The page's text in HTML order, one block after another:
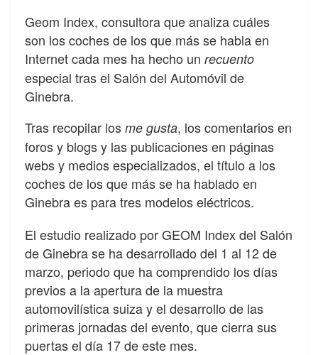
Geom Index, consultora que analiza cuáles
son los coches de los que más se habla en
Internet cada mes ha hecho un recuento
especial tras el Salón del Automóvil de
Ginebra.
Tras recopilar los me gusta, los comentarios en
foros y blogs y las publicaciones en páginas
webs y medios especializados, el título a los
coches de los que más se ha hablado en
Ginebra es para tres modelos eléctricos.
El estudio realizado por GEOM Index del Salón
de Ginebra se ha desarrollado del 1 al 12 de
marzo, periodo que ha comprendido los días
previos a la apertura de la muestra
automovilística suiza y el desarrollo de las
primeras jornadas del evento, que cierra sus
puertas el día 17 de este mes.